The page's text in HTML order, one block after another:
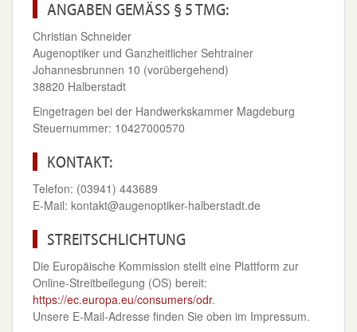
ANGABEN GEMÄSS § 5 TMG:
Christian Schneider
Augenoptiker und Ganzheitlicher Sehtrainer
Johannesbrunnen 10 (vorübergehend)
38820 Halberstadt
Eingetragen bei der Handwerkskammer Magdeburg
Steuernummer: 10427000570
KONTAKT:
Telefon: (03941) 443689
E-Mail: kontakt@augenoptiker-halberstadt.de
STREITSCHLICHTUNG
Die Europäische Kommission stellt eine Plattform zur
Online-Streitbeilegung (OS) bereit:
https://ec.europa.eu/consumers/odr.
Unsere E-Mail-Adresse finden Sie oben im Impressum.